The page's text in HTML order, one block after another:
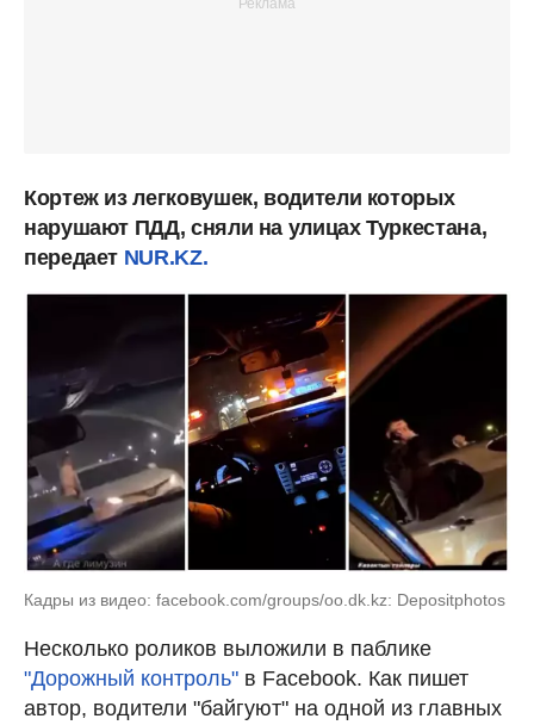
Кортеж из легковушек, водители которых
нарушают ПДД, сняли на улицах Туркестана,
передает NUR.KZ.
Кадры из видео: facebook.com/groups/oo.dk.kz: Depositphotos
Несколько роликов выложили в паблике
"Дорожный контроль" в Facebook. Как пишет
автор, водители "байгуют" на одной из главных